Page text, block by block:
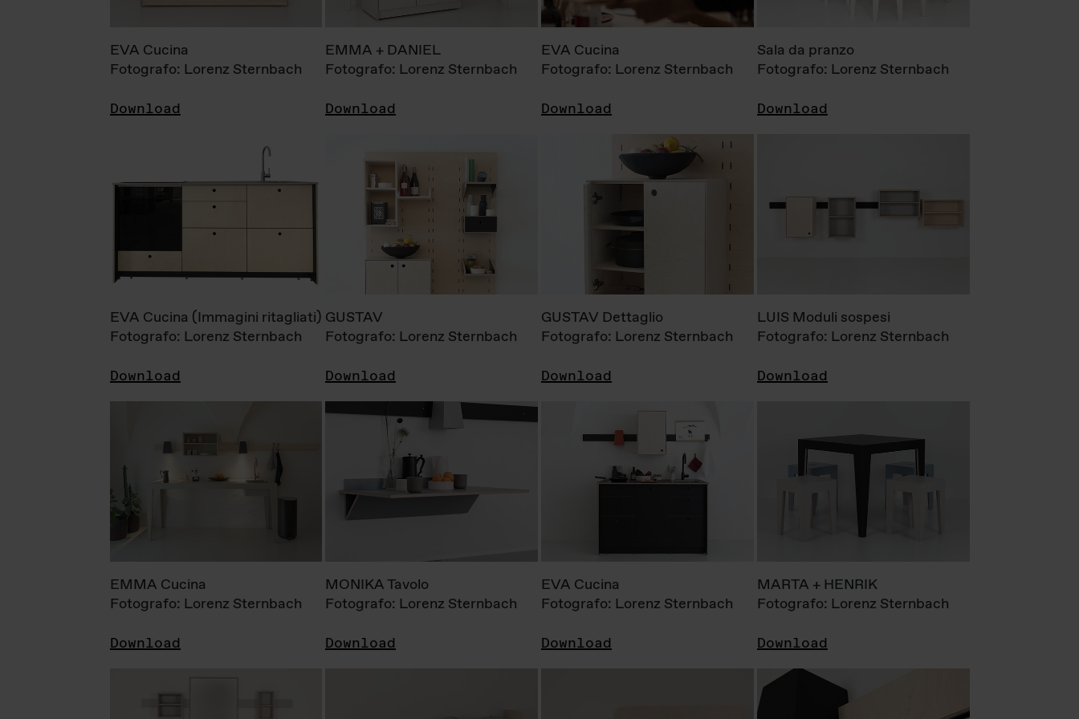
EVA Cucina
Fotografo: Lorenz Sternbach
Download
EMMA + DANIEL
Fotografo: Lorenz Sternbach
Download
EVA Cucina
Fotografo: Lorenz Sternbach
Download
Sala da pranzo
Fotografo: Lorenz Sternbach
Download
EVA Cucina (Immagini ritagliati)
Fotografo: Lorenz Sternbach
Download
GUSTAV
Fotografo: Lorenz Sternbach
Download
GUSTAV Dettaglio
Fotografo: Lorenz Sternbach
Download
LUIS Moduli sospesi
Fotografo: Lorenz Sternbach
Download
EMMA Cucina
Fotografo: Lorenz Sternbach
Download
MONIKA Tavolo
Fotografo: Lorenz Sternbach
Download
EVA Cucina
Fotografo: Lorenz Sternbach
Download
MARTA + HENRIK
Fotografo: Lorenz Sternbach
Download